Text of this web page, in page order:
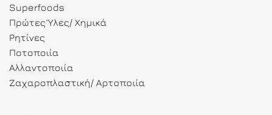
Superfoods
Πρώτες Ύλες/ Χημικά
Ρητίνες
Ποτοποιία
Αλλαντοποιία
Ζαχαροπλαστική/ Αρτοποιία